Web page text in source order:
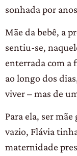
sonhada por
Mãe da bebê, a
sentiu-se,
enterrada com a
ao longo dos
viver – mas de
Para ela, ser
vazio, Flávia
maternidade